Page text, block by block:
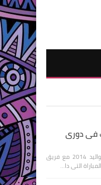
فى دورى
كتب -مسعد مجاهد تعادل فريق الزمالك مواليد 2014 مع فريق
التى دا…